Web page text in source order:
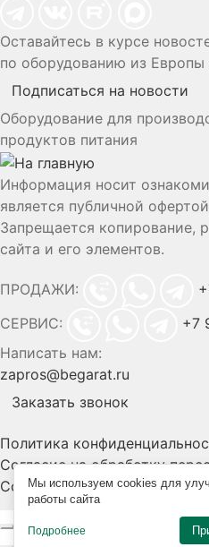
Мы используем cookies для
работы сайта
Подробнее
Оставайтесь в курсе
по оборудованию из
Подписаться на новости
Оборудование для
продуктов питания
Информация носит
является публичной
Запрещается копирование,
сайта и его элементов.
ПРОДАЖИ:
СЕРВИС:
+7
Написать нам:
zapros@begarat.ru
Заказать звонок
Политика
Согласие на обработку
Согласие на получение